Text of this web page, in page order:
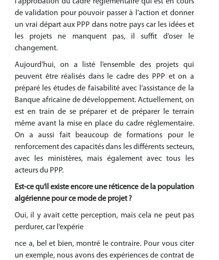
de validation pour pouvoir passer à l’action et donner
un vrai départ aux PPP dans notre pays car les idées et
les projets ne manquent pas, il suffit d’oser le
changement.
Aujourd’hui, on a listé l’ensemble des projets qui
peuvent être réalisés dans le cadre des PPP et on a
préparé les études de faisabilité avec l’assistance de la
Banque africaine de développement. Actuellement, on
est en train de se préparer et de préparer le terrain
même avant la mise en place du cadre réglementaire.
On a aussi fait beaucoup de formations pour le
renforcement des capacités dans les différents secteurs,
avec les ministères, mais également avec tous les
acteurs du PPP.
Est-ce qu’il existe encore une réticence de la population
algérienne pour ce mode de projet ?
Oui, il y avait cette perception, mais cela ne peut pas
perdurer, car l’expérie
nce a, bel et bien, montré le contraire. Pour vous citer
un exemple, nous avons des expériences de contrat de